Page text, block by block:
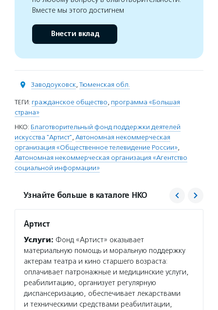
Вместе мы этого достигнем
Внести вклад
Заводоуковск, Тюменская обл.
ТЕГИ: гражданское общество, программа «Большая
страна»
НКО: Благотворительный фонд поддержки деятелей
искусства "Артист", Автономная некоммерческая
организация «Общественное телевидение России»,
Автономная некоммерческая организация «Агентство
социальной информации»
Узнайте больше в каталоге НКО
Артист
Услуги: Фонд «Артист» оказывает
материальную помощь и моральную поддержку
актерам театра и кино старшего возраста:
оплачивает патронажные и медицинские услуги,
реабилитацию, организует регулярную
диспансеризацию, обеспечивает лекарствами
и техническими средствами реабилитации,